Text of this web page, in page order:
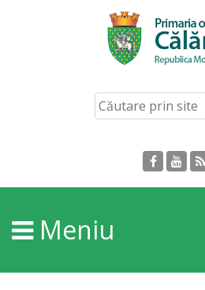
Despre
Orașului
Personalități
Meniu